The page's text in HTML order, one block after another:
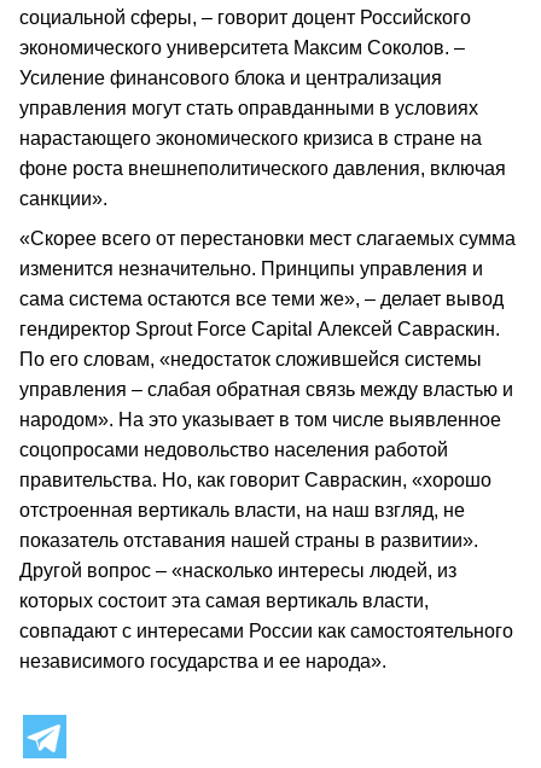
социальной сферы, – говорит доцент Российского
экономического университета Максим Соколов. –
Усиление финансового блока и централизация
управления могут стать оправданными в условиях
нарастающего экономического кризиса в стране на
фоне роста внешнеполитического давления, включая
санкции».
«Скорее всего от перестановки мест слагаемых сумма
изменится незначительно. Принципы управления и
сама система остаются все теми же», – делает вывод
гендиректор Sprout Force Capital Алексей Савраскин.
По его словам, «недостаток сложившейся системы
управления – слабая обратная связь между властью и
народом». На это указывает в том числе выявленное
соцопросами недовольство населения работой
правительства. Но, как говорит Савраскин, «хорошо
отстроенная вертикаль власти, на наш взгляд, не
показатель отставания нашей страны в развитии».
Другой вопрос – «насколько интересы людей, из
которых состоит эта самая вертикаль власти,
совпадают с интересами России как самостоятельного
независимого государства и ее народа».